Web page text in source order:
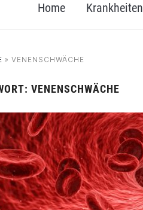
Home Krankheiten
» VENENSCHWÄCHE
VENENSCHWÄCHE